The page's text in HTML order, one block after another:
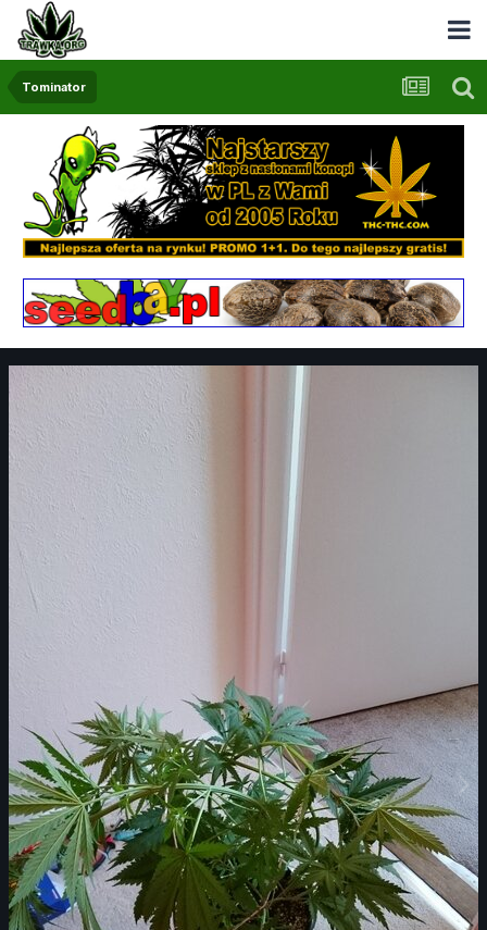
Tominator